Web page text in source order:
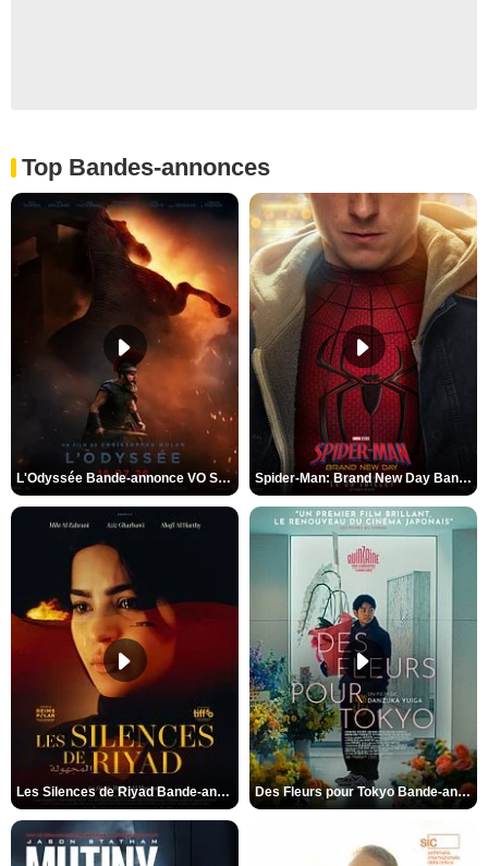
Top Bandes-annonces
L'Odyssée Bande-annonce VO STFR Spider-Man: Brand New Day Bande-annonce VO STFR
Les Silences de Riyad Bande-annonce VO STFR Des Fleurs pour Tokyo Bande-annonce VO STFR